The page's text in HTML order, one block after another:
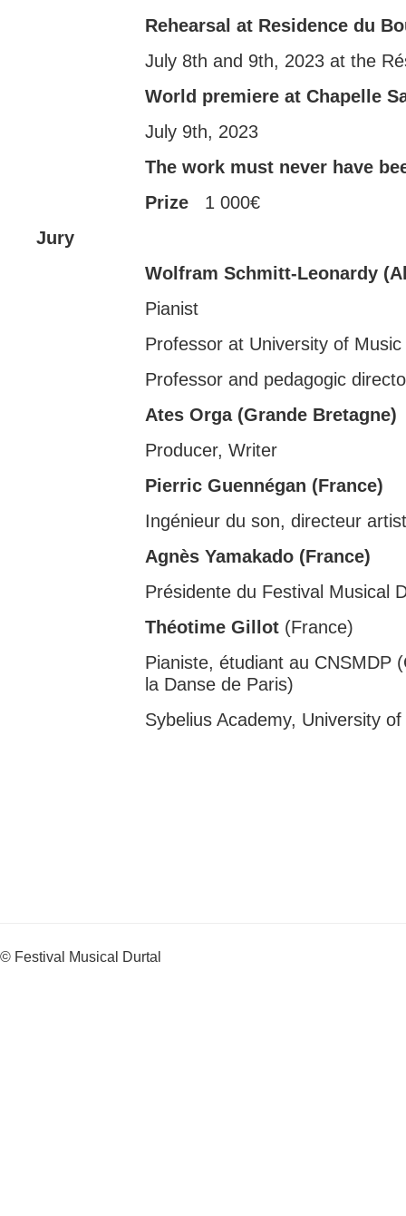
Rehearsal at Residence du
July 8th and 9th, 2023 at the
World premiere at Chapelle
July 9th, 2023
The work must never have
Prize 1 000€
Jury
Wolfram Schmitt-Leonardy
Pianist
Professor at University of
Professor and pedagogic
Ates Orga (Grande Bretagne)
Producer, Writer
Pierric Guennégan (France)
Ingénieur du son, directeur
Agnès Yamakado (France)
Présidente du Festival Musical
Théotime Gillot (France)
Pianiste, étudiant au CNSMDP
la Danse de Paris)
Sybelius Academy, University
© Festival Musical Durtal